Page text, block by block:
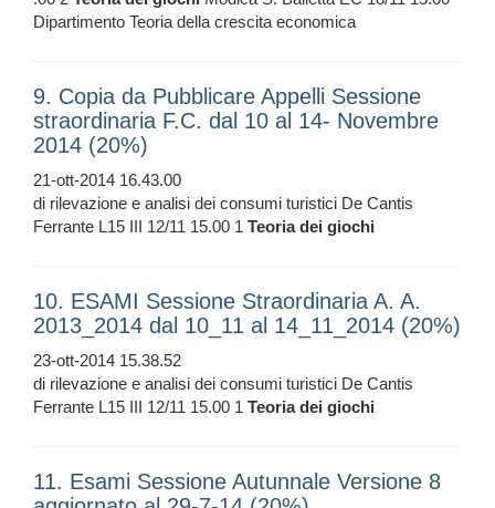
Dipartimento Teoria della crescita economica
9. Copia da Pubblicare Appelli Sessione
straordinaria F.C. dal 10 al 14- Novembre
2014 (20%)
21-ott-2014 16.43.00
di rilevazione e analisi dei consumi turistici De Cantis
Ferrante L15 III 12/11 15.00 1 Teoria dei giochi
10. ESAMI Sessione Straordinaria A. A.
2013_2014 dal 10_11 al 14_11_2014 (20%)
23-ott-2014 15.38.52
di rilevazione e analisi dei consumi turistici De Cantis
Ferrante L15 III 12/11 15.00 1 Teoria dei giochi
11. Esami Sessione Autunnale Versione 8